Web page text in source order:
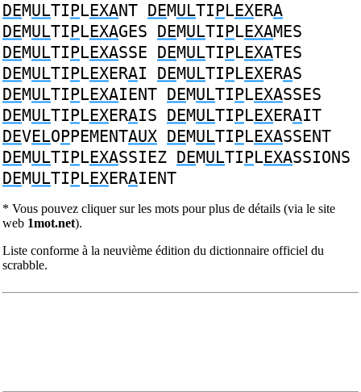
DEMULTIPLEXANT DEMULTIPLEXERA
DEMULTIPLEXAGES DEMULTIPLEXAMES
DEMULTIPLEXASSE DEMULTIPLEXATES
DEMULTIPLEXERAI DEMULTIPLEXERAS
DEMULTIPLEXAIENT DEMULTIPLEXASSES
DEMULTIPLEXERAIS DEMULTIPLEXERAIT
DEVELOPPEMENTAUX DEMULTIPLEXASSENT
DEMULTIPLEXASSIEZ DEMULTIPLEXASSIONS
DEMULTIPLEXERAIENT
* Vous pouvez cliquer sur les mots pour plus de détails (via le site
web 1mot.net).
Liste conforme à la neuvième édition du dictionnaire officiel du
scrabble.